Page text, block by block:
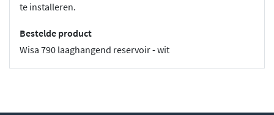
te installeren.
Bestelde product
Wisa 790 laaghangend reservoir - wit